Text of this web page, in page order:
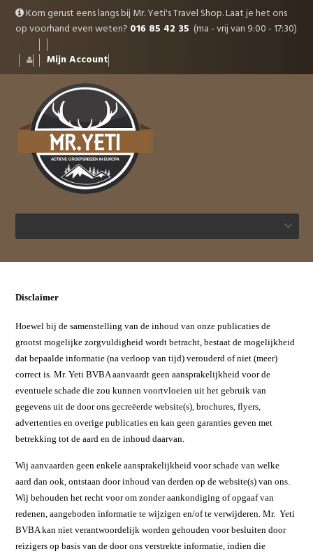
Kom gerust eens langs bij Mr. Yeti's Travel Shop. Laat je het ons
op voorhand even weten? 016 85 42 35 (ma - vrij van 9:00 - 17:30)
Mijn Account
Disclaimer
Hoewel bij de samenstelling van de inhoud van onze publicaties de
grootst mogelijke zorgvuldigheid wordt betracht, bestaat de mogelijkheid
dat bepaalde informatie (na verloop van tijd) verouderd of niet (meer)
correct is. Mr. Yeti BVBA aanvaardt geen aansprakelijkheid voor de
eventuele schade die zou kunnen voortvloeien uit het gebruik van
gegevens uit de door ons gecreëerde website(s), brochures, flyers,
advertenties en overige publicaties en kan geen garanties geven met
betrekking tot de aard en de inhoud daarvan.
Wij aanvaarden geen enkele aansprakelijkheid voor schade van welke
aard dan ook, ontstaan door inhoud van derden op de website(s) van ons.
Wij behouden het recht voor om zonder aankondiging of opgaaf van
redenen, aangeboden informatie te wijzigen en/of te verwijderen. Mr. Yeti
BVBA kan niet verantwoordelijk worden gehouden voor besluiten door
reizigers op basis van de door ons verstrekte informatie, indien die